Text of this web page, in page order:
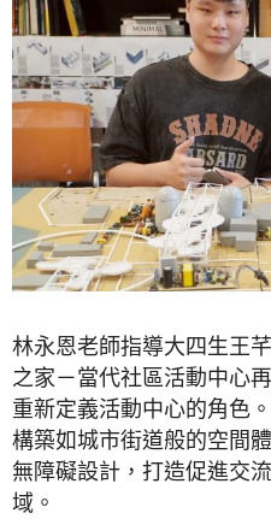
林永恩老師指導大四生王
之家－當代社區活動中心
重新定義活動中心的角色
構築如城市街道般的空間
無障礙設計，打造促進交
域。